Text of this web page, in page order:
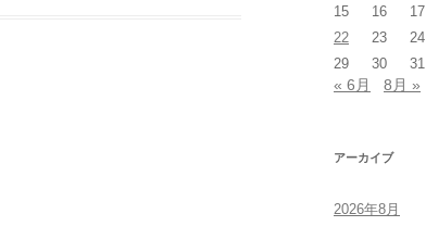
15
16 17
22
23 24
29
30 31
« 6月 8月 »
アーカイブ
2026年8月